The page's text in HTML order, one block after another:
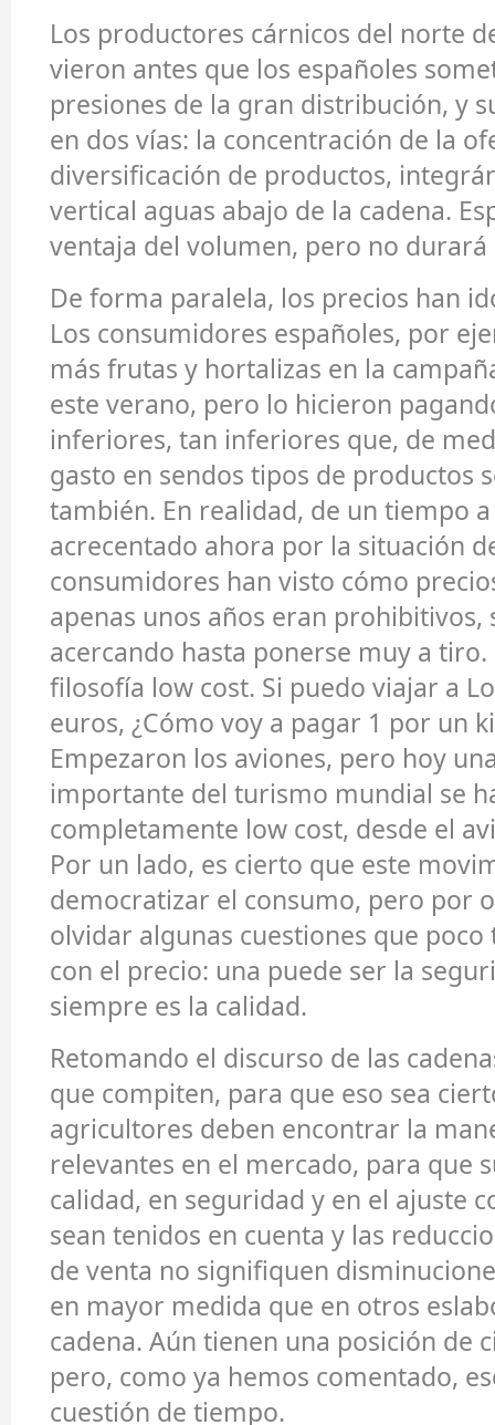
Los productores cárnicos del norte
vieron antes que los españoles
presiones de la gran distribución, y
en dos vías: la concentración de la
diversificación de productos,
vertical aguas abajo de la cadena.
ventaja del volumen, pero no
De forma paralela, los precios han
Los consumidores españoles, por
más frutas y hortalizas en la
este verano, pero lo hicieron
inferiores, tan inferiores que, de
gasto en sendos tipos de productos
también. En realidad, de un tiempo
acrecentado ahora por la situación
consumidores han visto cómo
apenas unos años eran prohibitivos,
acercando hasta ponerse muy a tiro.
filosofía low cost. Si puedo viajar a
euros, ¿Cómo voy a pagar 1 por un
Empezaron los aviones, pero hoy
importante del turismo mundial se
completamente low cost, desde el
Por un lado, es cierto que este
democratizar el consumo, pero por
olvidar algunas cuestiones que
con el precio: una puede ser la
siempre es la calidad.
Retomando el discurso de las
que compiten, para que eso sea
agricultores deben encontrar la
relevantes en el mercado, para que
calidad, en seguridad y en el ajuste
sean tenidos en cuenta y las
de venta no signifiquen
en mayor medida que en otros
cadena. Aún tienen una posición de
pero, como ya hemos comentado,
cuestión de tiempo.